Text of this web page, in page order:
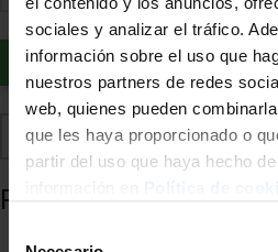
sociales y analizar el tráfico.
información sobre el uso que
nuestros partners de redes
web, quienes pueden
que les haya proporcionado o
partir del uso que haya hecho
Añadir
Añadir a favoritos
Productos